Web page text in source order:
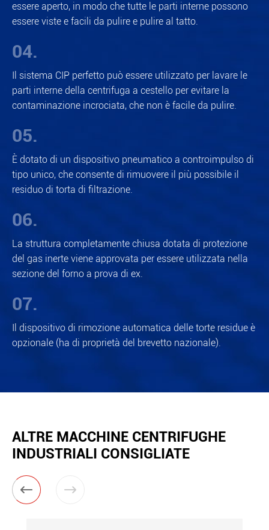
essere aperto, in modo che tutte le parti interne possono
essere viste e facili da pulire e pulire al tatto.
04.
Il sistema CIP perfetto può essere utilizzato per lavare le
parti interne della centrifuga a cestello per evitare la
contaminazione incrociata, che non è facile da pulire.
05.
È dotato di un dispositivo pneumatico a controimpulso di
tipo unico, che consente di rimuovere il più possibile il
residuo di torta di filtrazione.
06.
La struttura completamente chiusa dotata di protezione
del gas inerte viene approvata per essere utilizzata nella
sezione del forno a prova di ex.
07.
Il dispositivo di rimozione automatica delle torte residue è
opzionale (ha di proprietà del brevetto nazionale).
ALTRE MACCHINE CENTRIFUGHE
INDUSTRIALI CONSIGLIATE
 